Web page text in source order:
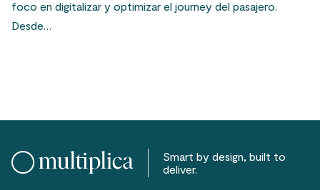
foco en digitalizar y optimizar el journey del pasajero.
Desde…
Smart by design, built to
deliver.